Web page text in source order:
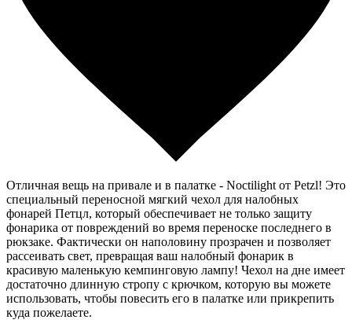
Отличная вещь на привале и в палатке - Noctilight от Petzl! Это
специальный переносной мягкий чехол для налобных
фонарей Петцл, который обеспечивает не только защиту
фонарика от повреждений во время переноске последнего в
рюкзаке. Фактически он наполовину прозрачен и позволяет
рассеивать свет, превращая ваш налобный фонарик в
красивую маленькую кемпинговую лампу! Чехол на дне имеет
достаточно длинную стропу с крючком, которую вы можете
использовать, чтобы повесить его в палатке или прикрепить
куда пожелаете.